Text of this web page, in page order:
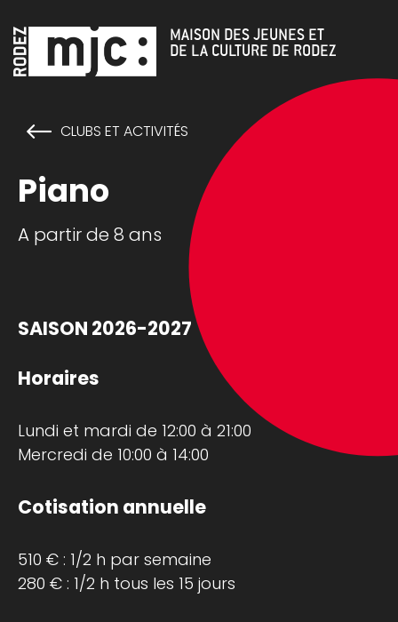
MAISON DES JEUNES ET
DE LA CULTURE DE RODEZ
CLUBS ET ACTIVITÉS
Piano
A partir de 8 ans
SAISON 2026-2027
Horaires
Lundi et mardi de 12:00 à 21:00
Mercredi de 10:00 à 14:00
Cotisation annuelle
510 € : 1/2 h par semaine
280 € : 1/2 h tous les 15 jours